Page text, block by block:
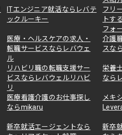
ITエンジニア就活ならレバテ
ックルーキー
フリ
トす
フォ
医療・ヘルスケアの求人・
転職サービスならレバウェ
ル
介護
スな
リハビリ職の転職支援サー
ビスならレバウェルリハビ
リ
栄養
なら
医療看護介護のお仕事探し
ならmikaru
メキ
新卒就活エージェントなら
新卒